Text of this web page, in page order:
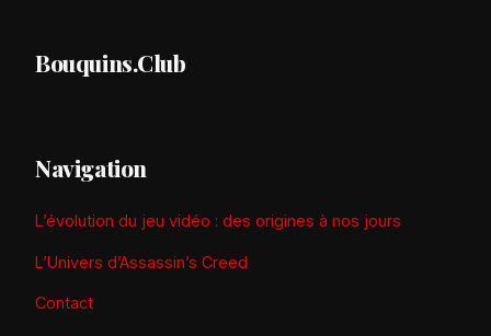
Bouquins.Club
Navigation
L’évolution du jeu vidéo : des origines à nos jours
L’Univers d’Assassin’s Creed
Contact